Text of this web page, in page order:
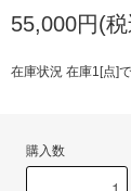
55,000円(
在庫状況 在庫1[点]
購入数